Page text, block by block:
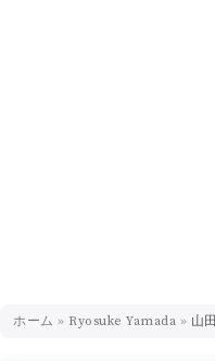
ホーム » Ryosuke Yamada »